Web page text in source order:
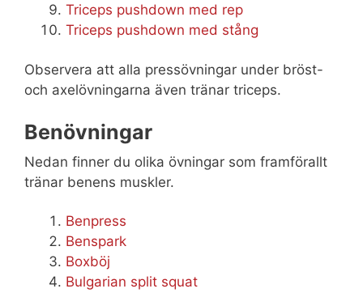
Triceps pushdown med rep
Triceps pushdown med stång
Observera att alla pressövningar under bröst-
och axelövningarna även tränar triceps.
Benövningar
Nedan finner du olika övningar som framförallt
tränar benens muskler.
Benpress
Benspark
Boxböj
Bulgarian split squat